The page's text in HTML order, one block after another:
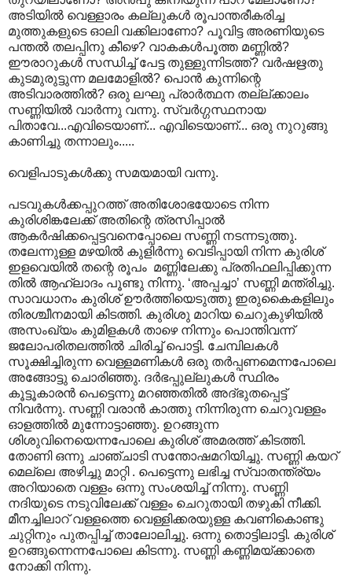
അടിയില്‍ വെള്ളാരം കല്ലുകള്‍ രൂപാന്തരീകരിച്ച
മുത്തുകളുടെ ഓലി വക്കിലാണോ? പൂവിട്ട അരണിയുടെ
പന്തല്‍ തല‍പ്പിനു കീഴെ? വാകകള്‍പൂത്ത മണ്ണില്‍?
ഈരാറുകള്‍ സന്ധിച്ച് പേട്ട തുള്ളുന്നിടത്ത്? വര്‍ഷഋതു
കുടമുരുട്ടുന്ന മലമോളില്‍? പൊന്‍ കുന്നിന്റെ
അടിവാരത്തില്‍? ഒരു ലഘു പ്രാര്‍ത്ഥന തല്ല്ക്കാലം
സണ്ണിയില്‍ വാര്‍ന്നു വന്നു. സ്വര്‍ഗ്ഗസ്ഥനായ
പിതാവേ...എവിടെയാണ്... എവിടെയാണ്... ഒരു നുറുങ്ങു
കാണിച്ചു തന്നാലും.....
വെളിപാടുകള്‍ക്കു സമയമായി വന്നു.
പടവുകള്‍ക്കപ്പുറത്ത് അതിശോഭയോടെ നിന്ന
കുരിശിങ്കലേക്ക് അതിന്റെ ത്രസിപ്പാല്‍
ആകര്‍ഷിക്കപ്പെട്ടവനെപ്പോലെ സണ്ണി നടന്നടുത്തു.
തലേന്നുള്ള മഴയില്‍ കുളിര്‍ന്നു വെടിപ്പായി നിന്ന കുരിശ്
ഇളവെയില്‍ തന്റെ രൂപം ‍ മണ്ണിലേക്കു പ്രതിഫലിപ്പിക്കുന്ന
തില്‍ ആഹ്ലാദം പൂണ്ടു നിന്നു. ‘അപ്പച്ചാ’ സണ്ണി മന്ത്രിച്ചു.
സാവധാനം കുരിശ് ഊര്‍ത്തിയെടുത്തു ഇരുകൈകളിലും
തിരശ്ചീനമായി കിടത്തി. കുരിശു മാറിയ ചെറുകുഴിയില്‍
അസംഖ്യം കുമിളകള്‍ താഴെ നിന്നും പൊന്തിവന്ന്
ജലോപരിതല‍ത്തില്‍ ചിരിച്ച് പൊട്ടി. ചേമ്പിലകള്‍
സൂക്ഷിച്ചിരുന്ന വെള്ളമണികള്‍ ഒരു തര്‍പ്പണമെന്നപോലെ
അങ്ങോട്ടു ചൊരിഞ്ഞു. ദര്‍ഭപ്പുല്ലുകള്‍ സ്ഥിരം
കൂട്ടൂകാരന്‍ പെട്ടെന്നു മറഞ്ഞതില്‍ അദ്ഭുതപ്പെട്ട്
നിവര്‍ന്നു. സണ്ണി വരാന്‍ കാത്തു നിന്നിരുന്ന ചെറുവള്ളം
ഓളത്തില്‍ മുന്നോ‍ട്ടാ‍ഞ്ഞു. ഉറങ്ങുന്ന
ശിശുവിനെയെന്നപോലെ കുരിശ് അമരത്ത് കിടത്തി.
തോണി ഒന്നു ചാഞ്ചാടി സന്തോഷമറിയിച്ചു. സണ്ണി കയറ്
മെല്ലെ അഴിച്ചു മാറ്റി . പെട്ടെന്നു ലഭിച്ച സ്വാതന്ത്ര്യം
അറിയാതെ വള്ളം ഒന്നു സംശയിച്ച് നിന്നു. സണ്ണി
നദിയുടെ നടുവിലേക്ക് വള്ളം ചെറുതായി തഴുകി നീക്കി.
മീനച്ചിലാറ് വള്ളത്തെ വെള്ളിക്കരയുള്ള കവണികൊണ്ടു
ചുറ്റിനും പുതപ്പിച്ച് താലോലിച്ചു. ഒന്നു തൊട്ടിലാട്ടി. കുരിശ്
ഉറങ്ങുന്നെന്നപോലെ കിടന്നു. സണ്ണി കണ്ണിമയ്ക്കാതെ
നോക്കി നിന്നു.